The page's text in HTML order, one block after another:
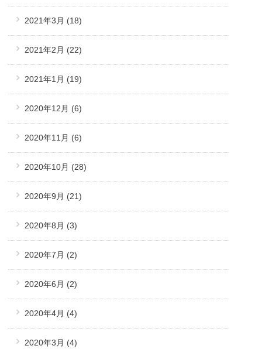
2021年3月 (18)
2021年2月 (22)
2021年1月 (19)
2020年12月 (6)
2020年11月 (6)
2020年10月 (28)
2020年9月 (21)
2020年8月 (3)
2020年7月 (2)
2020年6月 (2)
2020年4月 (4)
2020年3月 (4)